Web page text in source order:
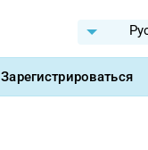
Зарегистрироваться